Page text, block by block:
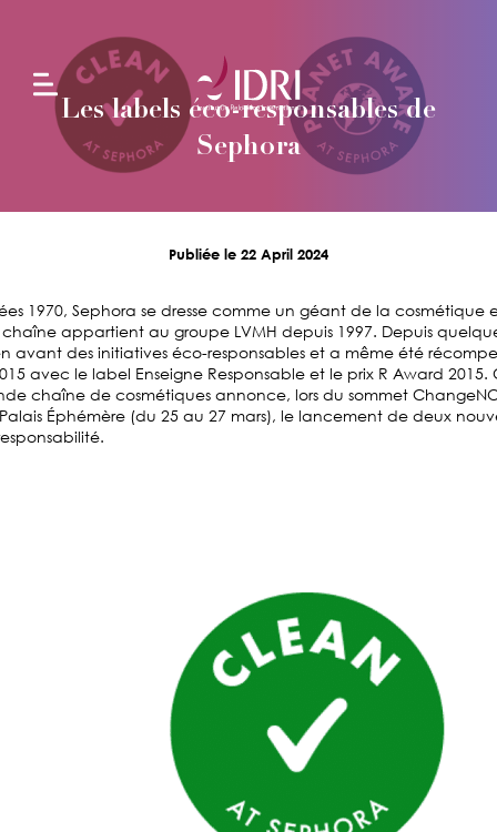
L'école
Formations
continues
Projets
Les labels éco-responsables de
Sephora
Publiée le 22 April 2024
1970, Sephora se dresse comme un géant de la cosmétique
appartient au groupe LVMH depuis 1997. Depuis
avant des initiatives éco-responsables et a même été
avec le label Enseigne Responsable et le prix R Award
chaîne de cosmétiques annonce, lors du sommet
Éphémère (du 25 au 27 mars), le lancement de deux